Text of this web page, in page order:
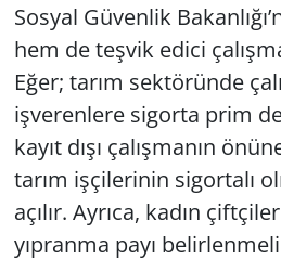
Sosyal Güvenlik
hem de teşvik edici
Eğer; tarım sektöründe
işverenlere sigorta prim
kayıt dışı çalışmanın
tarım işçilerinin sigortalı
açılır. Ayrıca, kadın
yıpranma payı belirlenmeli